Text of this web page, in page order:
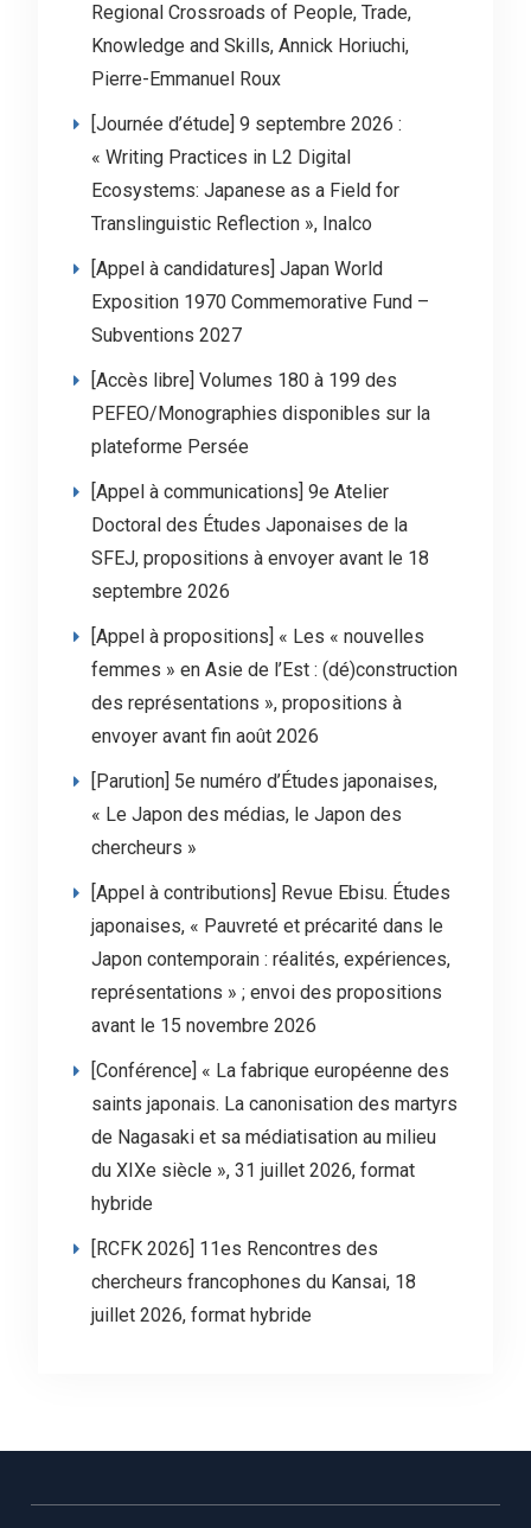
Regional Crossroads of People, Trade,
Knowledge and Skills, Annick Horiuchi,
Pierre-Emmanuel Roux
[Journée d’étude] 9 septembre 2026 :
« Writing Practices in L2 Digital
Ecosystems: Japanese as a Field for
Translinguistic Reflection », Inalco
[Appel à candidatures] Japan World
Exposition 1970 Commemorative Fund –
Subventions 2027
[Accès libre] Volumes 180 à 199 des
PEFEO/Monographies disponibles sur la
plateforme Persée
[Appel à communications] 9e Atelier
Doctoral des Études Japonaises de la
SFEJ, propositions à envoyer avant le 18
septembre 2026
[Appel à propositions] « Les « nouvelles
femmes » en Asie de l’Est : (dé)construction
des représentations », propositions à
envoyer avant fin août 2026
[Parution] 5e numéro d’Études japonaises,
« Le Japon des médias, le Japon des
chercheurs »
[Appel à contributions] Revue Ebisu. Études
japonaises, « Pauvreté et précarité dans le
Japon contemporain : réalités, expériences,
représentations » ; envoi des propositions
avant le 15 novembre 2026
[Conférence] « La fabrique européenne des
saints japonais. La canonisation des martyrs
de Nagasaki et sa médiatisation au milieu
du XIXe siècle », 31 juillet 2026, format
hybride
[RCFK 2026] 11es Rencontres des
chercheurs francophones du Kansai, 18
juillet 2026, format hybride